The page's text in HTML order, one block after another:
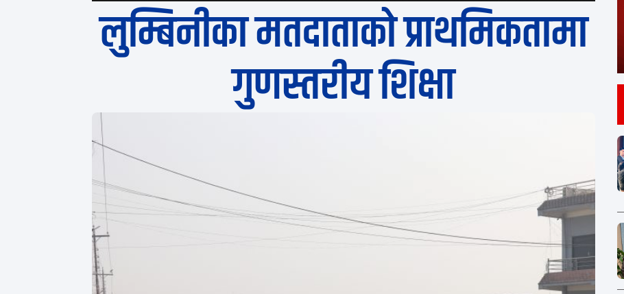
लुम्बिनीका मतदाताको प्राथमिकतामा
गुणस्तरीय शिक्षा